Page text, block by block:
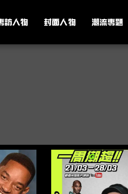
訪人物 封面人物 潮流專題